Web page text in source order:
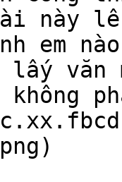
này
em
lấy
không